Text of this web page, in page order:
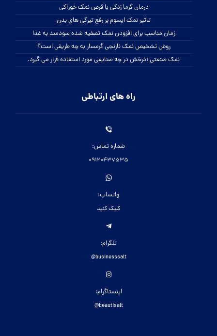
درمان گرما زدگی با قرص نمک خوراکی
تاثیر نمک اپسوم بر رفع تیرگی های بدن
زمان مناسب برای افزودن نمک تصفیه شده سودمند به غذا
روش تشخیص نمک نارنجی گرمسار به چه طریقی است؟
نمک صنعتی آذرخش در چه صنایعی مورد استفاده قرار می گیرد.
راه های ارتباطی
شماره تماس:
09120437535
واتساپ:
کلیک کنید
تلگرام:
businesssalt@
اینستاگرام:
beautisalt@